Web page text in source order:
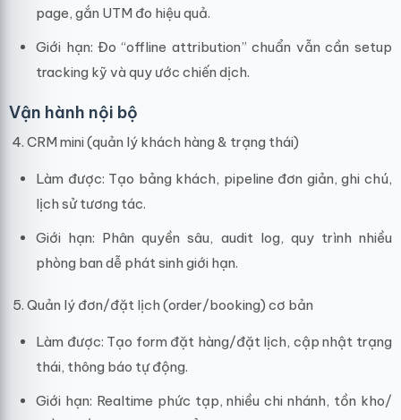
page, gắn UTM đo hiệu quả.
Giới hạn: Đo “offline attribution” chuẩn vẫn cần setup
tracking kỹ và quy ước chiến dịch.
Vận hành nội bộ
CRM mini (quản lý khách hàng & trạng thái)
Làm được: Tạo bảng khách, pipeline đơn giản, ghi chú,
lịch sử tương tác.
Giới hạn: Phân quyền sâu, audit log, quy trình nhiều
phòng ban dễ phát sinh giới hạn.
Quản lý đơn/đặt lịch (order/booking) cơ bản
Làm được: Tạo form đặt hàng/đặt lịch, cập nhật trạng
thái, thông báo tự động.
Giới hạn: Realtime phức tạp, nhiều chi nhánh, tồn kho/